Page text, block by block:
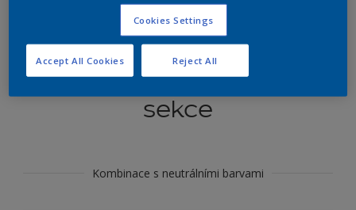
Koordinovat barevné
sekce
Kombinace s neutrálními barvami
Cookies Settings
Reject All
Accept All Cookies